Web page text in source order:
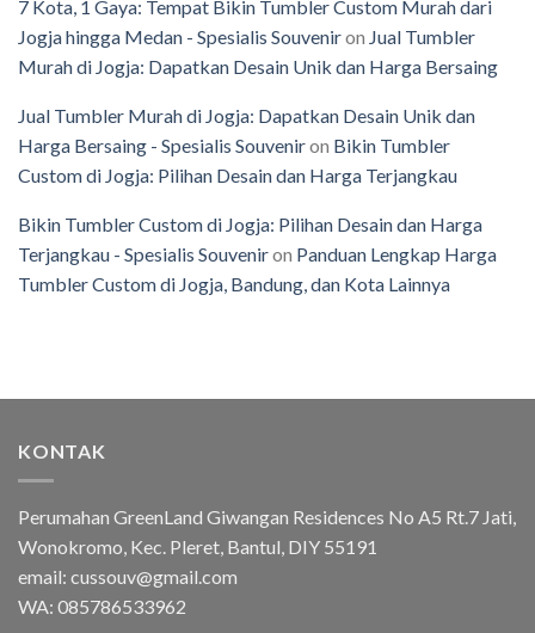
7 Kota, 1 Gaya: Tempat Bikin Tumbler Custom Murah dari
Jogja hingga Medan - Spesialis Souveniron Jual Tumbler
Murah di Jogja: Dapatkan Desain Unik dan Harga Bersaing
Jual Tumbler Murah di Jogja: Dapatkan Desain Unik dan
Harga Bersaing - Spesialis Souveniron Bikin Tumbler
Custom di Jogja: Pilihan Desain dan Harga Terjangkau
Bikin Tumbler Custom di Jogja: Pilihan Desain dan Harga
Terjangkau - Spesialis Souveniron Panduan Lengkap Harga
Tumbler Custom di Jogja, Bandung, dan Kota Lainnya
KONTAK
Perumahan GreenLand Giwangan Residences No A5 Rt.7 Jati,
Wonokromo, Kec. Pleret, Bantul, DIY 55191
email: cussouv@gmail.com
WA: 085786533962